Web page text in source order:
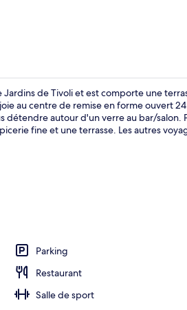
de Tivoli et est comporte une
au centre de remise en forme ouvert
autour d'un verre au bar/salon.
fine et une terrasse. Les autres
Parking
Restaurant
Salle de sport